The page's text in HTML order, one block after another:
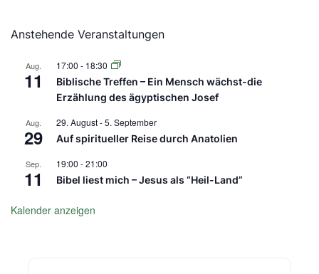
Anstehende Veranstaltungen
Aug.
11
17:00 - 18:30
Biblische Treffen – Ein Mensch wächst-die
Erzählung des ägyptischen Josef
Aug.
29
29. August-5. September
Auf spiritueller Reise durch Anatolien
Sep.
11
19:00 -21:00
Bibel liest mich – Jesus als “Heil-Land”
Kalender anzeigen